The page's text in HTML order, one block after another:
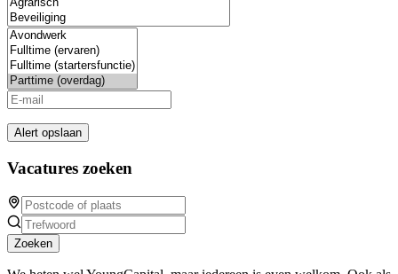
Alert opslaan
Vacatures zoeken
Zoeken